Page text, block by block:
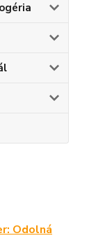
Odolná